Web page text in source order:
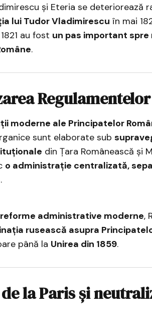
și Eteria se deteriorează
lui Tudor Vladimirescu în mai
au fost un pas important spre
.
moderne ale Principatelor
sunt elaborate sub
din Țara Românească și
o administrație centralizată,
.
administrative moderne,
rusească asupra
până la Unirea din 1859.
de la Paris și